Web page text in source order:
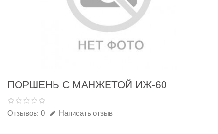
ПОРШЕНЬ С МАНЖЕТОЙ ИЖ-60
Отзывов: 0 Написать отзыв